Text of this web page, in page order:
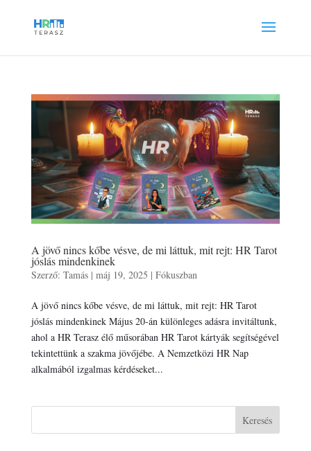
A jövő nincs kőbe vésve, de mi láttuk, mit rejt: HR Tarot
jóslás mindenkinek
Szerző: Tamás| máj 19, 2025 | Fókuszban
A jövő nincs kőbe vésve, de mi láttuk, mit rejt: HR Tarot
jóslás mindenkinek Május 20-án különleges adásra invitáltunk,
ahol a HR Terasz élő műsorában HR Tarot kártyák segítségével
tekintettünk a szakma jövőjébe. A Nemzetközi HR Nap
alkalmából izgalmas kérdéseket...
Keresés